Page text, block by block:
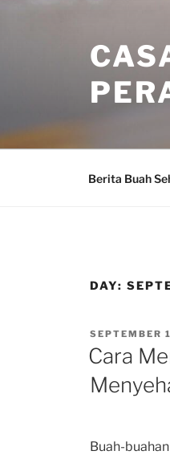
Berita Buah
DAY:
POSTED
ON
SEPTEMBER
Cara
Buah-